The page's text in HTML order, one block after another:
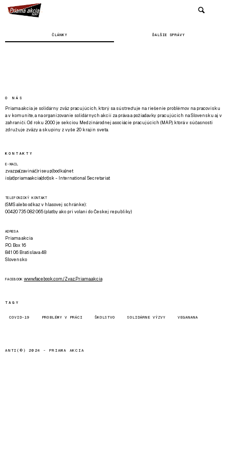
ČLÁNKY ĎALŠIE SPRÁVY
O NÁS
Priama akcia je solidárny zväz pracujúcich, ktorý sa sústreďuje na riešenie problémov na pracovisku
a v komunite, a na organizovanie solidárnych akcií za práva a požiadavky pracujúcich na Slovensku aj v
zahraničí. Od roku 2000 je sekciou Medzinárodnej asociácie pracujúcich (MAP), ktorá v súčasnosti
združuje zväzy a skupiny z vyše 20 krajín sveta.
KONTAKTY
E-MAIL
zvazpa(zavináč)riseup(bodka)net
is(at)priamaakcia(dot)sk - International Secretariat
TELEFONICKÝ KONTAKT
(SMS alebo odkaz v hlasovej schránke):
00420 735 082 065 (platby ako pri volaní do Českej republiky)
ADRESA
Priama akcia
P.O. Box 16
841 06 Bratislava 48
Slovensko
FACEBOOK www.facebook.com/Zvaz.Priama.akcia
TAGY
COVID-19 PROBLÉMY V PRÁCI ŠKOLSTVO SOLIDÁRNE VÝZVY VEGANANA
ANTI(©) 2024 - PRIAMA AKCIA